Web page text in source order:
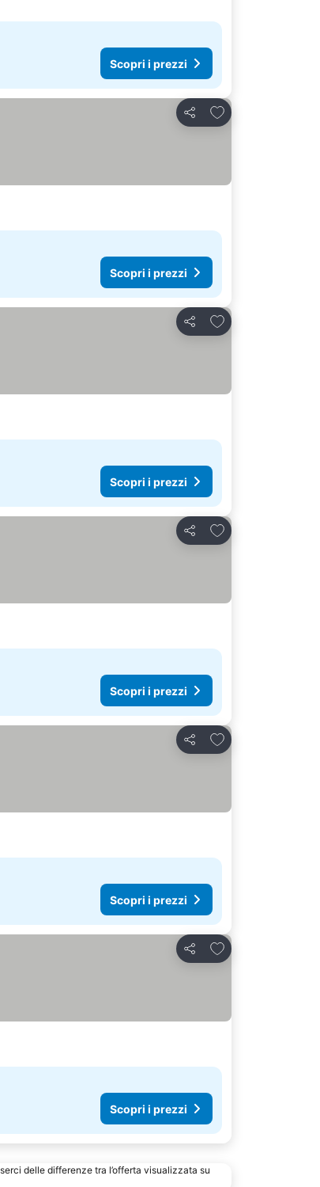
Scopri i prezzi
Condividi
Aggiungi ai preferiti
Scopri i prezzi
Condividi
Aggiungi ai preferiti
Scopri i prezzi
Condividi
Aggiungi ai preferiti
Scopri i prezzi
Condividi
Aggiungi ai preferiti
Scopri i prezzi
Condividi
Aggiungi ai preferiti
Scopri i prezzi
delle differenze tra l’offerta visualizzata su